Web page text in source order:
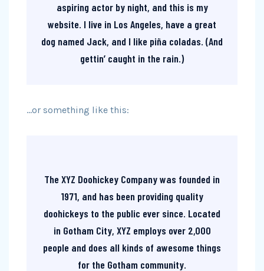
aspiring actor by night, and this is my
website. I live in Los Angeles, have a great
dog named Jack, and I like piña coladas. (And
gettin’ caught in the rain.)
…or something like this:
The XYZ Doohickey Company was founded in
1971, and has been providing quality
doohickeys to the public ever since. Located
in Gotham City, XYZ employs over 2,000
people and does all kinds of awesome things
for the Gotham community.